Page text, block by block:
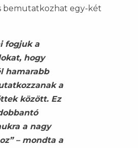
bemutatkozhat egy-két
fogjuk a
hogy
hamarabb
a
között. Ez
a nagy
– mondta a